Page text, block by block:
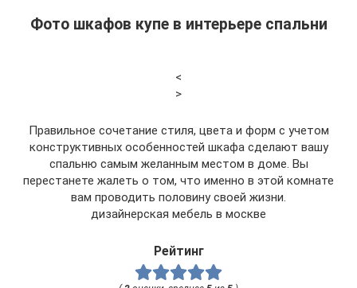
Фото шкафов купе в интерьере спальни
<
>
Правильное сочетание стиля, цвета и форм с учетом
конструктивных особенностей шкафа сделают вашу
спальню самым желанным местом в доме. Вы
перестанете жалеть о том, что именно в этой комнате
вам проводить половину своей жизни.
дизайнерская мебель в москве
Рейтинг